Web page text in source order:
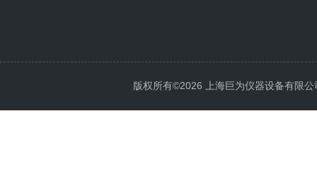
版权所有©2026 上海巨为仪器设备有限